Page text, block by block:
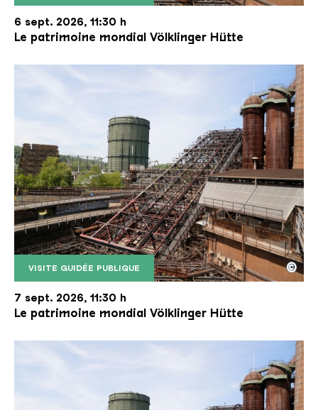
Le monte-charge incliné de la Völklinger Hütte
Copyright: Weltkulturerbe Völklinger Hütte | Karl
6 sept. 2026, 11:30 h
Le patrimoine mondial Völklinger Hütte
VISITE GUIDÉE PUBLIQUE
Le monte-charge incliné de la Völklinger Hütte
Copyright: Weltkulturerbe Völklinger Hütte | Karl
©
7 sept. 2026, 11:30 h
Le patrimoine mondial Völklinger Hütte